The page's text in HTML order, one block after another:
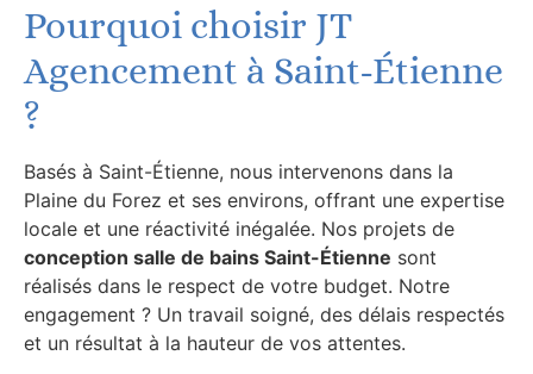
Pourquoi choisir JT
Agencement à Saint-Étienne
?
Basés à Saint-Étienne, nous intervenons dans la
Plaine du Forez et ses environs, offrant une expertise
locale et une réactivité inégalée. Nos projets de
conception salle de bains Saint-Étienne sont
réalisés dans le respect de votre budget. Notre
engagement ? Un travail soigné, des délais respectés
et un résultat à la hauteur de vos attentes.